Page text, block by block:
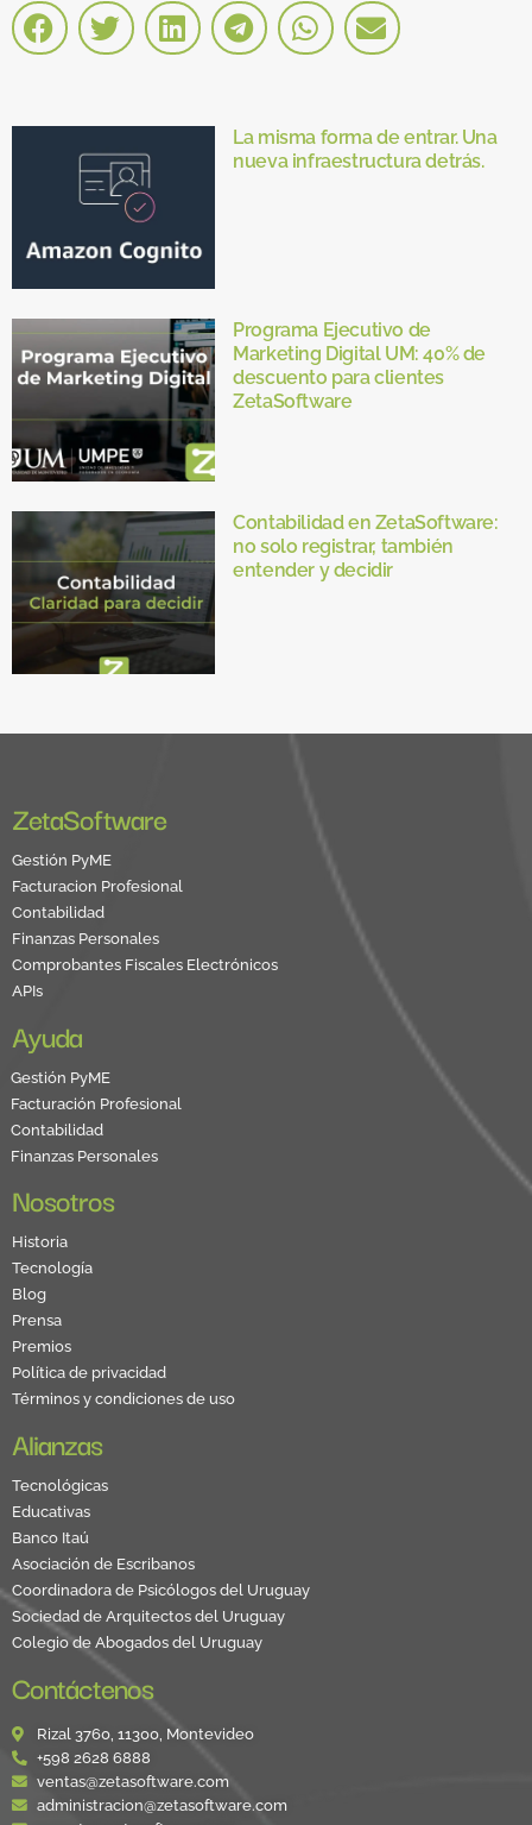
La misma forma de entrar. Una
nueva infraestructura detrás.
Programa Ejecutivo de
Marketing Digital UM: 40% de
descuento para clientes
ZetaSoftware
Contabilidad en ZetaSoftware:
no solo registrar, también
entender y decidir
ZetaSoftware
Gestión PyME
Facturacion Profesional
Contabilidad
Finanzas Personales
Comprobantes Fiscales Electrónicos
APIs
Ayuda
Gestión PyME
Facturación Profesional
Contabilidad
Finanzas Personales
Nosotros
Historia
Tecnología
Blog
Prensa
Premios
Política de privacidad
Términos y condiciones de uso
Alianzas
Tecnológicas
Educativas
Banco Itaú
Asociación de Escribanos
Coordinadora de Psicólogos del Uruguay
Sociedad de Arquitectos del Uruguay
Colegio de Abogados del Uruguay
Contáctenos
Rizal 3760, 11300, Montevideo
+598 2628 6888
ventas@zetasoftware.com
administracion@zetasoftware.com